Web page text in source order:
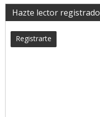
Hazte lector registrado
Registrarte